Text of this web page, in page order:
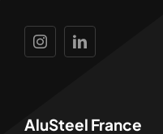
AluSteel France